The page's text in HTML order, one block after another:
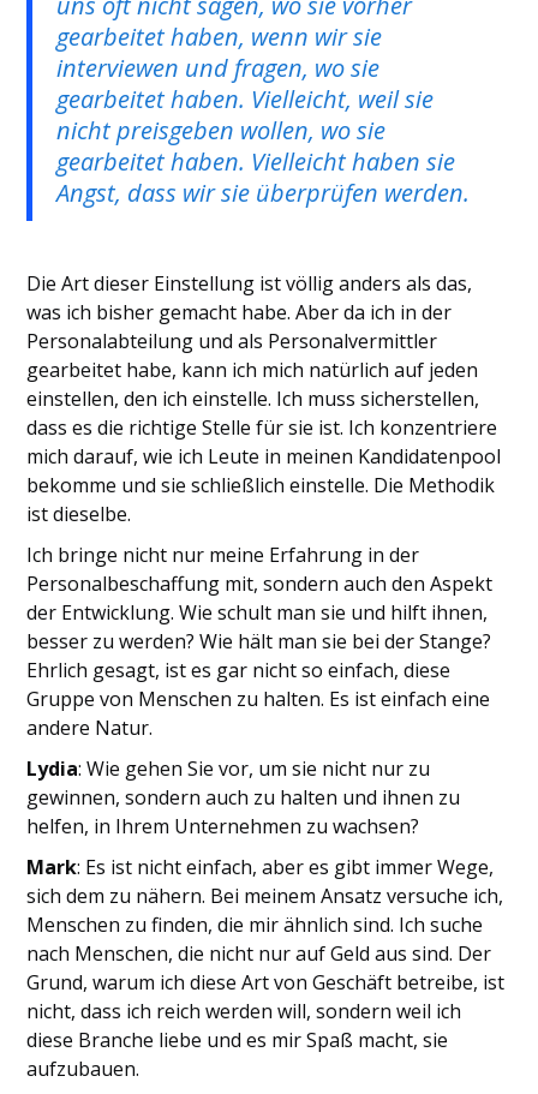
gearbeitet haben, wenn wir sie
interviewen und fragen, wo sie
gearbeitet haben. Vielleicht, weil sie
nicht preisgeben wollen, wo sie
gearbeitet haben. Vielleicht haben sie
Angst, dass wir sie überprüfen werden.
Die Art dieser Einstellung ist völlig anders als das,
was ich bisher gemacht habe. Aber da ich in der
Personalabteilung und als Personalvermittler
gearbeitet habe, kann ich mich natürlich auf jeden
einstellen, den ich einstelle. Ich muss sicherstellen,
dass es die richtige Stelle für sie ist. Ich konzentriere
mich darauf, wie ich Leute in meinen Kandidatenpool
bekomme und sie schließlich einstelle. Die Methodik
ist dieselbe.
Ich bringe nicht nur meine Erfahrung in der
Personalbeschaffung mit, sondern auch den Aspekt
der Entwicklung. Wie schult man sie und hilft ihnen,
besser zu werden? Wie hält man sie bei der Stange?
Ehrlich gesagt, ist es gar nicht so einfach, diese
Gruppe von Menschen zu halten. Es ist einfach eine
andere Natur.
Lydia: Wie gehen Sie vor, um sie nicht nur zu
gewinnen, sondern auch zu halten und ihnen zu
helfen, in Ihrem Unternehmen zu wachsen?
Mark: Es ist nicht einfach, aber es gibt immer Wege,
sich dem zu nähern. Bei meinem Ansatz versuche ich,
Menschen zu finden, die mir ähnlich sind. Ich suche
nach Menschen, die nicht nur auf Geld aus sind. Der
Grund, warum ich diese Art von Geschäft betreibe, ist
nicht, dass ich reich werden will, sondern weil ich
diese Branche liebe und es mir Spaß macht, sie
aufzubauen.